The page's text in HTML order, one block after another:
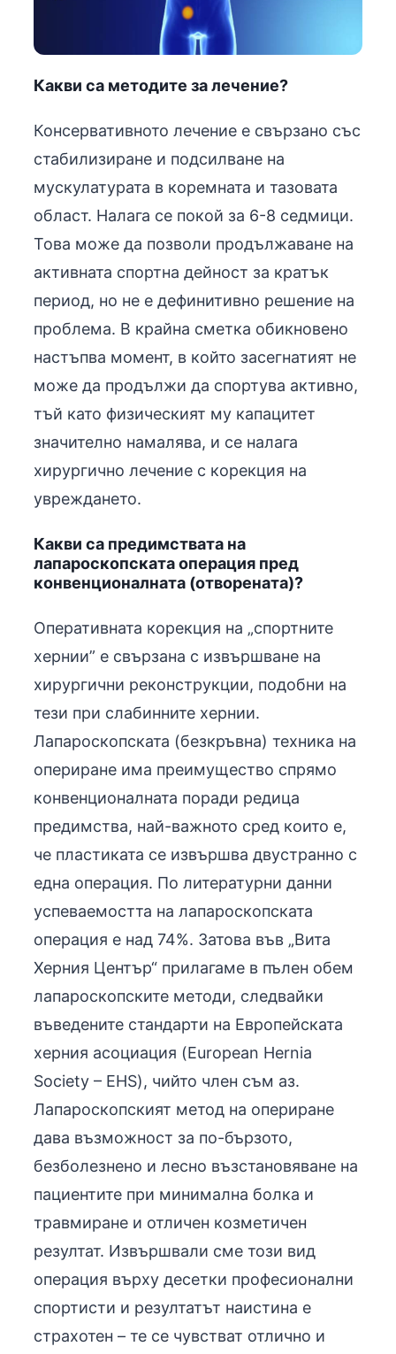
Какви са методите за лечение?
Консервативното лечение е свързано със
стабилизиране и подсилване на
мускулатурата в коремната и тазовата
област. Налага се покой за 6-8 седмици.
Това може да позволи продължаване на
активната спортна дейност за кратък
период, но не е дефинитивно решение на
проблема. В крайна сметка обикновено
настъпва момент, в който засегнатият не
може да продължи да спортува активно,
тъй като физическият му капацитет
значително намалява, и се налага
хирургично лечение с корекция на
увреждането.
Какви са предимствата на
лапароскопската операция пред
конвенционалната (отворената)?
Оперативната корекция на „спортните
хернии” е свързана с извършване на
хирургични реконструкции, подобни на
тези при слабинните хернии.
Лапароскопската (безкръвна) техника на
опериране има преимущество спрямо
конвенционалната поради редица
предимства, най-важното сред които е,
че пластиката се извършва двустранно с
една операция. По литературни данни
успеваемостта на лапароскопската
операция е над 74%. Затова във „Вита
Херния Център“ прилагаме в пълен обем
лапароскопските методи, следвайки
въведените стандарти на Европейската
херния асоциация (European Hernia
Society – EHS), чийто член съм аз.
Лапароскопският метод на опериране
дава възможност за по-бързото,
безболезнено и лесно възстановяване на
пациентите при минимална болка и
травмиране и отличен козметичен
резултат. Извършвали сме този вид
операция върху десетки професионални
спортисти и резултатът наистина е
страхотен – те се чувстват отлично и